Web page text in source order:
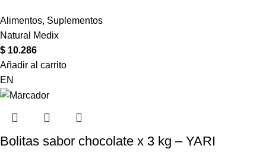
Alimentos, Suplementos
Natural Medix
$ 10.286
Añadir al carrito
EN
Bolitas sabor chocolate x 3 kg – YARI